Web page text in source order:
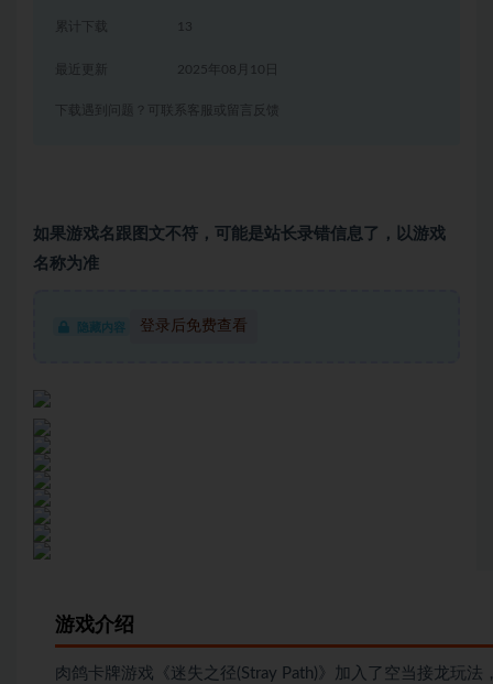
累计下载 13
2025年08月10日
下载遇到问题？可联系客服或留言反馈
如果游戏名跟图文不符，可能是站长录错信息了，以游戏
名称为准
隐藏内容 登录后免费查看
游戏介绍
肉鸽卡牌游戏《迷失之径(Stray Path)》加入了空当接龙玩